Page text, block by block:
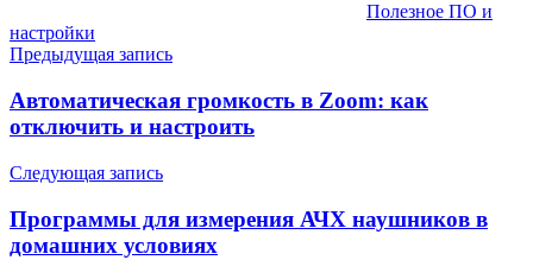
Полезное ПО и
настройки
Навигация
по
записям
Предыдущая запись
Автоматическая громкость в Zoom: как
отключить и настроить
Следующая запись
Программы для измерения АЧХ наушников в
домашних условиях